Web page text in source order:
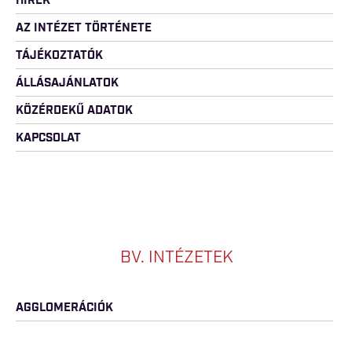
AZ INTÉZET TÖRTÉNETE
TÁJÉKOZTATÓK
ÁLLÁSAJÁNLATOK
KÖZÉRDEKŰ ADATOK
KAPCSOLAT
BV. INTÉZETEK
AGGLOMERÁCIÓK